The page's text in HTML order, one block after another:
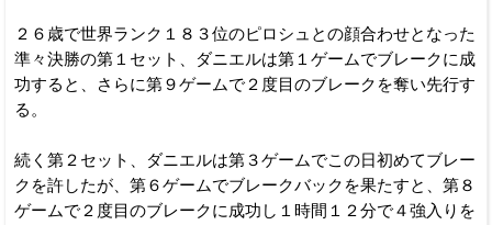
２６歳で世界ランク１８３位のピロシュとの顔合わせとなった
準々決勝の第１セット、ダニエルは第１ゲームでブレークに成
功すると、さらに第９ゲームで２度目のブレークを奪い先行す
る。
続く第２セット、ダニエルは第３ゲームでこの日初めてブレー
クを許したが、第６ゲームでブレークバックを果たすと、第８
ゲームで２度目のブレークに成功し１時間１２分で４強入りを